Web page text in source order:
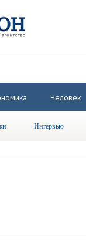
Человек
Интервью